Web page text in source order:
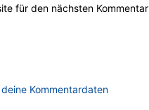
für den nächsten Kommentar
Kommentardaten